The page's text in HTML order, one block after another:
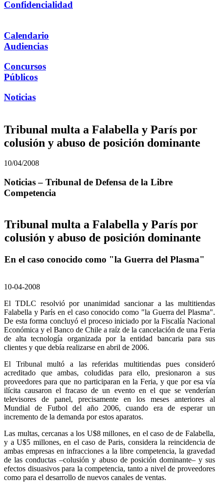
Confidencialidad
Calendario
Audiencias
Concursos
Públicos
Noticias
Tribunal multa a Falabella y París por
colusión y abuso de posición dominante
10/04/2008
Noticias – Tribunal de Defensa de la Libre
Competencia
Tribunal multa a Falabella y París por
colusión y abuso de posición dominante
En el caso conocido como "la Guerra del Plasma"
10-04-2008
El TDLC resolvió por unanimidad sancionar a las multitiendas
Falabella y París en el caso conocido como "la Guerra del Plasma".
De esta forma concluyó el proceso iniciado por la Fiscalía Nacional
Económica y el Banco de Chile a raíz de la cancelación de una Feria
de alta tecnología organizada por la entidad bancaria para sus
clientes y que debía realizarse en abril de 2006.
El Tribunal multó a las referidas multitiendas pues consideró
acreditado que ambas, coludidas para ello, presionaron a sus
proveedores para que no participaran en la Feria, y que por esa vía
ilícita causaron el fracaso de un evento en el que se venderían
televisores de panel, precisamente en los meses anteriores al
Mundial de Futbol del año 2006, cuando era de esperar un
incremento de la demanda por estos aparatos.
Las multas, cercanas a los U$8 millones, en el caso de de Falabella,
y a U$5 millones, en el caso de Paris, considera la reincidencia de
ambas empresas en infracciones a la libre competencia, la gravedad
de las conductas –colusión y abuso de posición dominante– y sus
efectos disuasivos para la competencia, tanto a nivel de proveedores
como para el desarrollo de nuevos canales de ventas.